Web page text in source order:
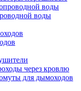
воды
через кровлю
для дымоходов